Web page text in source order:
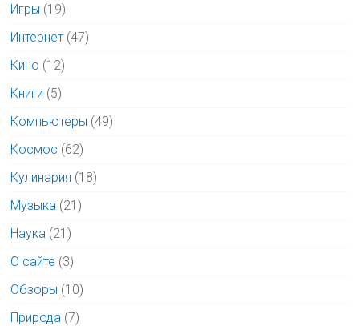
Игры (19)
Интернет (47)
Кино (12)
Книги (5)
Компьютеры (49)
Космос (62)
Кулинария (18)
Музыка (21)
Наука (21)
О сайте (3)
Обзоры (10)
Природа (7)